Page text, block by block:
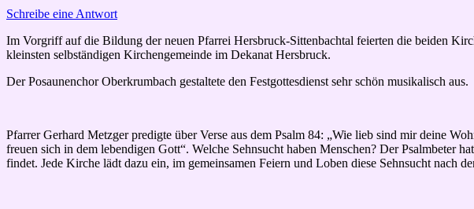
Schreibe eine Antwort
Im Vorgriff auf die Bildung der neuen Pfarrei Hersbruck-Sittenbachtal feierten die beiden
kleinsten selbständigen Kirchengemeinde im Dekanat Hersbruck.
Der Posaunenchor Oberkrumbach gestaltete den Festgottesdienst sehr schön musikalisch aus.
Pfarrer Gerhard Metzger predigte über Verse aus dem Psalm 84: „Wie lieb sind mir deine
freuen sich in dem lebendigen Gott“. Welche Sehnsucht haben Menschen? Der Psalmbeter
findet. Jede Kirche lädt dazu ein, im gemeinsamen Feiern und Loben diese Sehnsucht nach